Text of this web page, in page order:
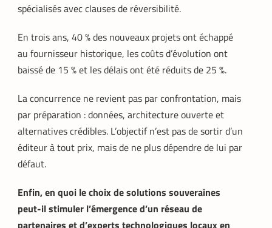
spécialisés avec clauses de réversibilité.
En trois ans, 40 % des nouveaux projets ont échappé
au fournisseur historique, les coûts d’évolution ont
baissé de 15 % et les délais ont été réduits de 25 %.
La concurrence ne revient pas par confrontation, mais
par préparation : données, architecture ouverte et
alternatives crédibles. L’objectif n’est pas de sortir d’un
éditeur à tout prix, mais de ne plus dépendre de lui par
défaut.
Enfin, en quoi le choix de solutions souveraines
peut-il stimuler l’émergence d’un réseau de
partenaires et d’experts technologiques locaux en